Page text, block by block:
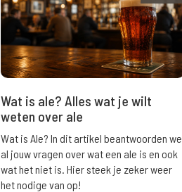
Wat is ale? Alles wat je wilt
weten over ale
Wat is Ale? In dit artikel beantwoorden we
al jouw vragen over wat een ale is en ook
wat het niet is. Hier steek je zeker weer
het nodige van op!